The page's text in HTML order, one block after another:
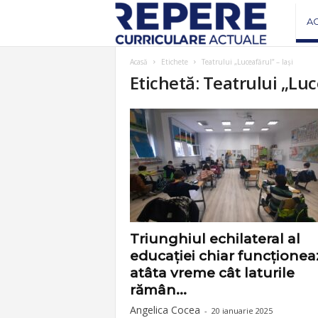
v
s
t
a
Acasă Etichete Teatrului „Luceafărul” – Iași
Etichetă: Teatrului
Triunghiul echilateral al
educației chiar
atâta vreme cât laturile
rămân...
Angelica Cocea - 20 ianuarie 2025